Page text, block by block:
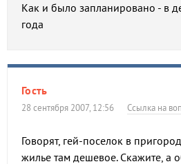
Как и было запланировано - в
года
Гость
28 сентября 2007, 12:56 Ссылка на
Говорят, гей-поселок в
жилье там дешевое. Скажите, а